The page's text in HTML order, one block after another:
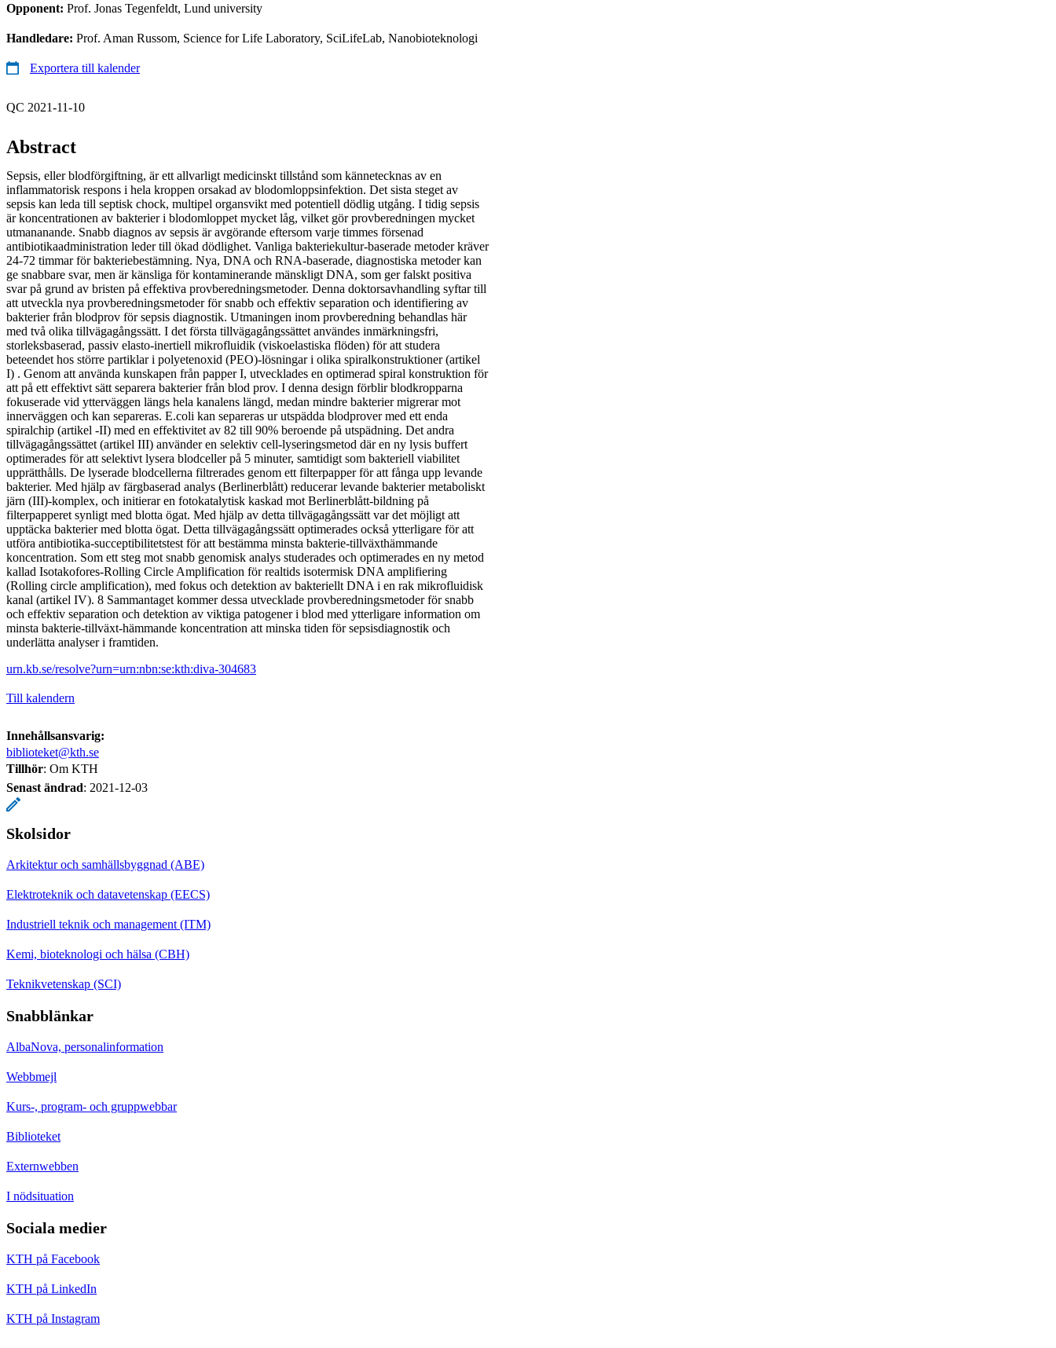
Opponent: Prof. Jonas Tegenfeldt, Lund university
Handledare: Prof. Aman Russom, Science for Life Laboratory, SciLifeLab, Nanobioteknologi
Exportera till kalender
QC 2021-11-10
Abstract
Sepsis, eller blodförgiftning, är ett allvarligt medicinskt tillstånd som kännetecknas av en
inflammatorisk respons i hela kroppen orsakad av blodomloppsinfektion. Det sista steget av
sepsis kan leda till septisk chock, multipel organsvikt med potentiell dödlig utgång. I tidig sepsis
är koncentrationen av bakterier i blodomloppet mycket låg, vilket gör provberedningen mycket
utmananande. Snabb diagnos av sepsis är avgörande eftersom varje timmes försenad
antibiotikaadministration leder till ökad dödlighet. Vanliga bakteriekultur-baserade metoder kräver
24-72 timmar för bakteriebestämning. Nya, DNA och RNA-baserade, diagnostiska metoder kan
ge snabbare svar, men är känsliga för kontaminerande mänskligt DNA, som ger falskt positiva
svar på grund av bristen på effektiva provberedningsmetoder. Denna doktorsavhandling syftar till
att utveckla nya provberedningsmetoder för snabb och effektiv separation och identifiering av
bakterier från blodprov för sepsis diagnostik. Utmaningen inom provberedning behandlas här
med två olika tillvägagångssätt. I det första tillvägagångssättet användes inmärkningsfri,
storleksbaserad, passiv elasto-inertiell mikrofluidik (viskoelastiska flöden) för att studera
beteendet hos större partiklar i polyetenoxid (PEO)-lösningar i olika spiralkonstruktioner (artikel
I) . Genom att använda kunskapen från papper I, utvecklades en optimerad spiral konstruktion för
att på ett effektivt sätt separera bakterier från blod prov. I denna design förblir blodkropparna
fokuserade vid ytterväggen längs hela kanalens längd, medan mindre bakterier migrerar mot
innerväggen och kan separeras. E.coli kan separeras ur utspädda blodprover med ett enda
spiralchip (artikel -II) med en effektivitet av 82 till 90% beroende på utspädning. Det andra
tillvägagångssättet (artikel III) använder en selektiv cell-lyseringsmetod där en ny lysis buffert
optimerades för att selektivt lysera blodceller på 5 minuter, samtidigt som bakteriell viabilitet
upprätthålls. De lyserade blodcellerna filtrerades genom ett filterpapper för att fånga upp levande
bakterier. Med hjälp av färgbaserad analys (Berlinerblått) reducerar levande bakterier metaboliskt
järn (III)-komplex, och initierar en fotokatalytisk kaskad mot Berlinerblått-bildning på
filterpapperet synligt med blotta ögat. Med hjälp av detta tillvägagångssätt var det möjligt att
upptäcka bakterier med blotta ögat. Detta tillvägagångssätt optimerades också ytterligare för att
utföra antibiotika-succeptibilitetstest för att bestämma minsta bakterie-tillväxthämmande
koncentration. Som ett steg mot snabb genomisk analys studerades och optimerades en ny metod
kallad Isotakofores-Rolling Circle Amplification för realtids isotermisk DNA amplifiering
(Rolling circle amplification), med fokus och detektion av bakteriellt DNA i en rak mikrofluidisk
kanal (artikel IV). 8 Sammantaget kommer dessa utvecklade provberedningsmetoder för snabb
och effektiv separation och detektion av viktiga patogener i blod med ytterligare information om
minsta bakterie-tillväxt-hämmande koncentration att minska tiden för sepsisdiagnostik och
underlätta analyser i framtiden.
urn.kb.se/resolve?urn=urn:nbn:se:kth:diva-304683
Till kalendern
Innehållsansvarig:
biblioteket@kth.se
Tillhör: Om KTH
Senast ändrad: 2021-12-03
Skolsidor
Arkitektur och samhällsbyggnad (ABE)
Elektroteknik och datavetenskap (EECS)
Industriell teknik och management (ITM)
Kemi, bioteknologi och hälsa (CBH)
Teknikvetenskap (SCI)
Snabblänkar
AlbaNova, personalinformation
Webbmejl
Kurs-, program- och gruppwebbar
Biblioteket
Externwebben
I nödsituation
Sociala medier
KTH på Facebook
KTH på LinkedIn
KTH på Instagram